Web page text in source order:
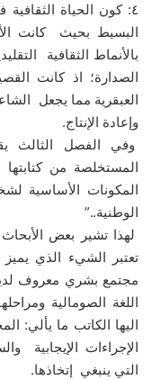
٤: كون الحياة
البسيط بحيث كانت
بالأنماط الثقافية
الصدارة؛ اذ كانت
العبقرية مما يجعل
وإعادة الإنتاج.
وفي الفصل الثالث
المستخلصة من
المكونات الأساسية
الوطنية..”
لهذا تشير بعض
تعتبر الشيء الذي
مجتمع بشري معروف
اللغة الصومالية
اليها الكاتب ما يألي:
الإجراءات الإيجابية
التي ينبغي إتخاذها.